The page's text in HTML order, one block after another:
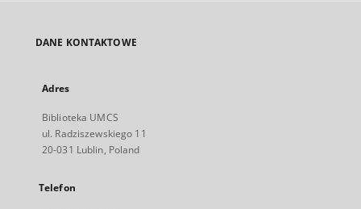
DANE KONTAKTOWE
Adres
Biblioteka UMCS
ul. Radziszewskiego 11
20-031 Lublin, Poland
Telefon